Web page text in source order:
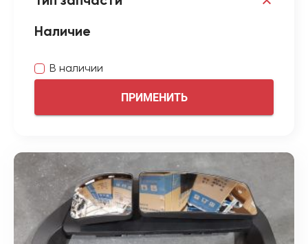
Наличие
В наличии
ПРИМЕНИТЬ